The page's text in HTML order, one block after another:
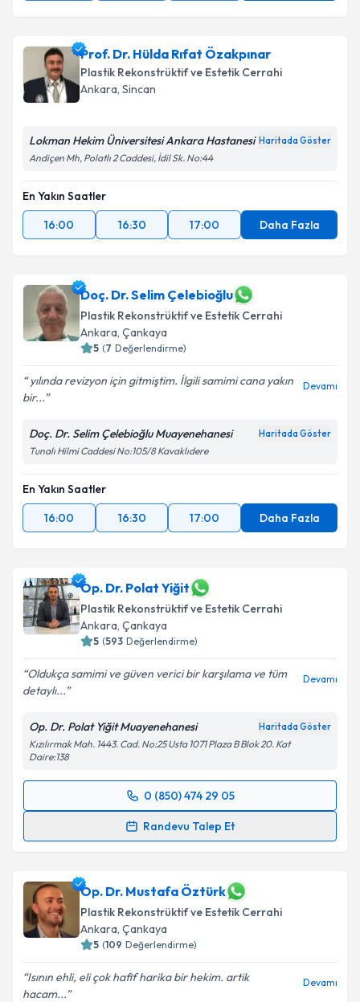
Prof. Dr. Hülda Rıfat Özakpınar
Plastik Rekonstrüktif ve Estetik Cerrahi
Ankara, Sincan
Lokman Hekim Üniversitesi Ankara Hastanesi Haritada Göster
Andiçen Mh, Polatlı 2 Caddesi, İdil Sk. No:44
En Yakın Saatler
16:00
16:30 17:00 Daha Fazla
Doç. Dr. Selim Çelebioğlu
Plastik Rekonstrüktif ve Estetik Cerrahi
Ankara, Çankaya
5 (7 Değerlendirme)
yılında revizyon için gitmiştim. İlgili samimi cana yakın
bir...
Devamı
Doç. Dr. Selim Çelebioğlu Muayenehanesi Haritada Göster
Tunalı Hilmi Caddesi No:105/8 Kavaklıdere
En Yakın Saatler
16:00
16:30 17:00 Daha Fazla
Op. Dr. Polat Yiğit
Plastik Rekonstrüktif ve Estetik Cerrahi
Ankara, Çankaya
5 (593 Değerlendirme)
Oldukça samimi ve güven verici bir karşılama ve tüm
detaylı...
Devamı
Op. Dr. Polat Yiğit Muayenehanesi Haritada Göster
Kızılırmak Mah. 1443. Cad. No:25 Usta 1071 Plaza B Blok 20. Kat
Daire:138
0 (850) 474 29 05
Randevu Talep Et
Randevu Takvimi Talebi
takvim hazırlandığında e-posta ile bilgilendireceğiz.
E-posta Adresiniz
Op. Dr. Mustafa Öztürk
Plastik Rekonstrüktif ve Estetik Cerrahi
Ankara, Çankaya
5 (109 Değerlendirme)
Isının ehli, eli çok hafif harika bir hekim. artik
hacam...
Devamı